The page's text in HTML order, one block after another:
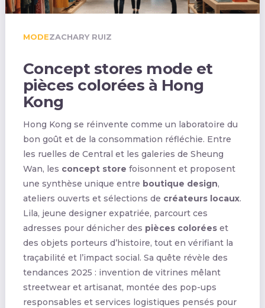
MODEZACHARY RUIZ
Concept stores mode et
pièces colorées à Hong
Kong
Hong Kong se réinvente comme un laboratoire du
bon goût et de la consommation réfléchie. Entre
les ruelles de Central et les galeries de Sheung
Wan, les concept store foisonnent et proposent
une synthèse unique entre boutique design,
ateliers ouverts et sélections de créateurs locaux.
Lila, jeune designer expatriée, parcourt ces
adresses pour dénicher des pièces coloréeset
des objets porteurs d’histoire, tout en vérifiant la
traçabilité et l’impact social. Sa quête révèle des
tendances 2025 : invention de vitrines mêlant
streetwear et artisanat, montée des pop-ups
responsables et services logistiques pensés pour